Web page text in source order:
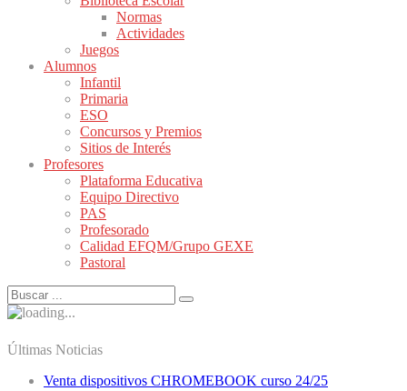
Normas
Actividades
Juegos
Alumnos
Infantil
Primaria
ESO
Concursos y Premios
Sitios de Interés
Profesores
Plataforma Educativa
Equipo Directivo
PAS
Profesorado
Calidad EFQM/Grupo GEXE
Pastoral
Últimas Noticias
Venta dispositivos CHROMEBOOK curso 24/25